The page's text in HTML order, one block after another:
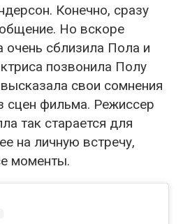
Конечно, сразу
Но вскоре
очень сблизила Пола и
позвонила Полу
свои сомнения
сцен фильма. Режиссер
так старается для
на личную встречу,
моменты.